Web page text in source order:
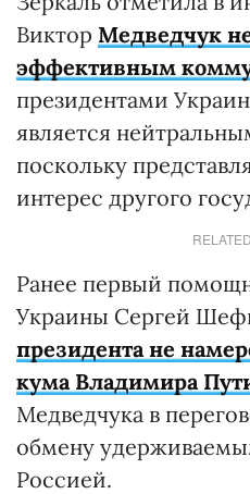
Виктор Медведчук
эффективным
президентами
является
поскольку
интерес другого
Ранее первый
Украины Сергей
президента не
кума Владимира
Медведчука в
обмену
Россией.